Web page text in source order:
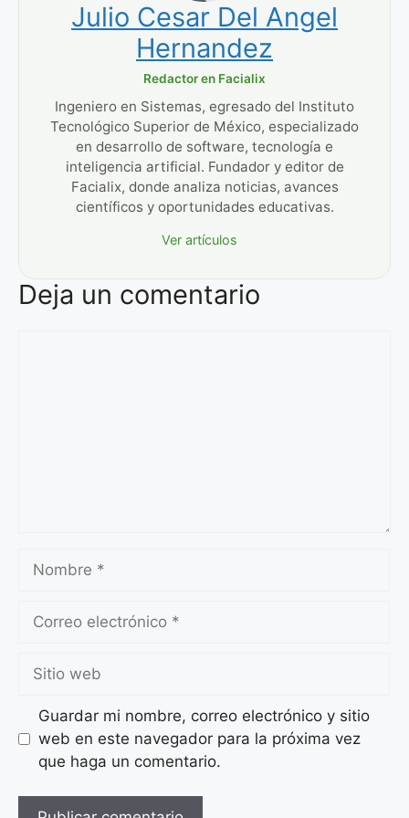
Julio Cesar Del Angel
Hernandez
Redactor en Facialix
Ingeniero en Sistemas, egresado del Instituto
Tecnológico Superior de México, especializado
en desarrollo de software, tecnología e
inteligencia artificial. Fundador y editor de
Facialix, donde analiza noticias, avances
científicos y oportunidades educativas.
Ver artículos
Deja un comentario
electrónico
web
Guardar mi nombre, correo electrónico y sitio
web en este navegador para la próxima vez
que haga un comentario.